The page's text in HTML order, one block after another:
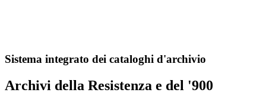
Sistema integrato dei cataloghi d'archivio
Archivi della Resistenza e del '900